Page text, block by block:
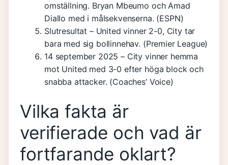
omställning. Bryan Mbeumo och Amad
Diallo med i målsekvenserna. (ESPN)
Slutresultat – United vinner 2-0, City tar
bara med sig bollinnehav. (Premier League)
14 september 2025 – City vinner hemma
mot United med 3-0 efter höga block och
snabba attacker. (Coaches’ Voice)
Vilka fakta är
verifierade och vad är
fortfarande oklart?